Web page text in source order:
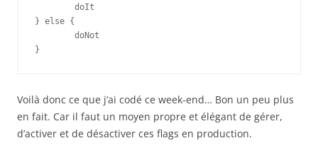
} else {
}
Voilà donc ce que j’ai codé ce week-end… Bon un peu plus
en fait. Car il faut un moyen propre et élégant de gérer,
d’activer et de désactiver ces flags en production.